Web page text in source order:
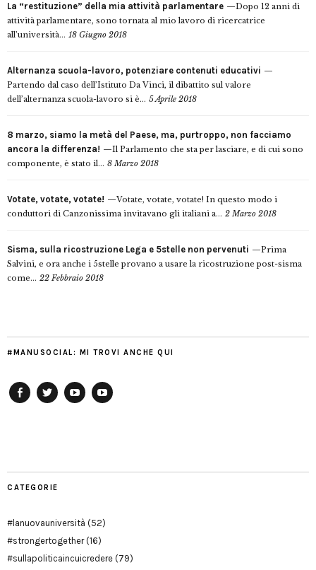
La “restituzione” della mia attività parlamentare
Dopo 12 anni di
attività parlamentare, sono tornata al mio lavoro di ricercatrice
all’università... 18 Giugno 2018
Alternanza scuola-lavoro, potenziare contenuti educativi
Partendo dal caso dell’Istituto Da Vinci, il dibattito sul valore
dell’alternanza scuola-lavoro si è... 5 Aprile 2018
8 marzo, siamo la metà del Paese, ma, purtroppo, non facciamo
ancora la differenza!
Il Parlamento che sta per lasciare, e di cui sono
componente, è stato il... 8 Marzo 2018
Votate, votate, votate!
Votate, votate, votate! In questo modo i
conduttori di Canzonissima invitavano gli italiani a... 2 Marzo 2018
Sisma, sulla ricostruzione Lega e 5stelle non pervenuti
Prima
Salvini, e ora anche i 5stelle provano a usare la ricostruzione post-sisma
come... 22 Febbraio 2018
#MANUSOCIAL: MI TROVI ANCHE QUI
CATEGORIE
#lanuovauniversità (52)
#strongertogether(16)
#sullapoliticaincuicredere (79)